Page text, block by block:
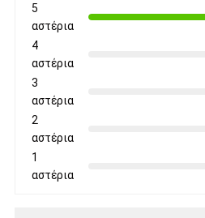
5
αστέρια
4
αστέρια
3
αστέρια
2
αστέρια
1
αστέρια